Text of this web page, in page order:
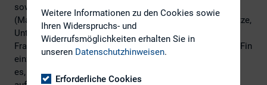
sowie zu Artikel 4 der Marktmissbrauchsverordnung
(Market Abuse Regulation – MAR) gestartet. Handelsplätze,
Unternehmen und Verbände haben Gelegenheit, ihre
Fragen und entsprechende Lösungsvorschläge bei der BaFin
einzureichen. Diese wird die Eingaben auswerten. Ziel ist
es, die Anliegen des Markts zu verschiedenen Themen
Weitere Informationen zu den Cookies sowie
Ihren Widerspruchs- und
Widerrufsmöglichkeiten erhalten Sie in
unseren Datenschutzhinweisen.
Erforderliche Cookies